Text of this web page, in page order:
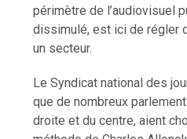
périmètre de l’audiovisuel
dissimulé, est ici de régler
un secteur.
Le Syndicat national des
que de nombreux
droite et du centre, aient